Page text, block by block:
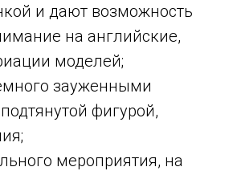
и дают возможность
на английские,
моделей;
зауженными
фигурой,
мероприятия, на